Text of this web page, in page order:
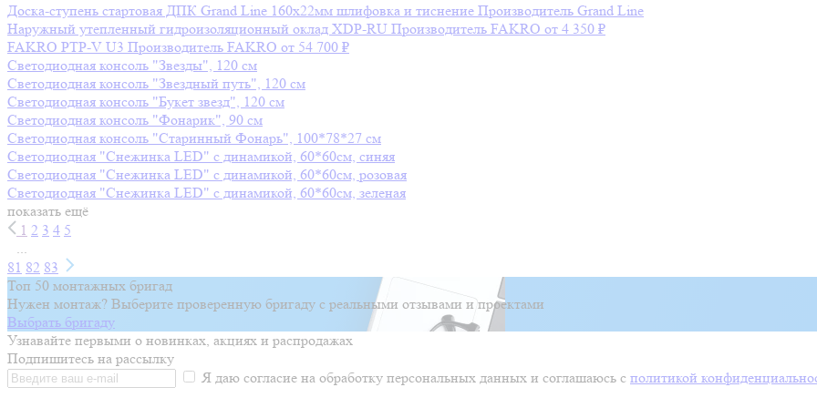
Доска-ступень стартовая ДПК Grand Line 160х22мм шлифовка и тиснение Производитель Grand Line
Наружный утепленный гидроизоляционный оклад XDP-RU Производитель FAKRO от 4 350 ₽
FAKRO PTP-V U3 Производитель FAKRO от 54 700 ₽
Светодиодная консоль "Звезды", 120 см
Светодиодная консоль "Звездный путь", 120 см
Светодиодная консоль "Букет звезд", 120 см
Светодиодная консоль "Фонарик", 90 см
Светодиодная консоль "Старинный Фонарь", 100*78*27 см
Светодиодная "Снежинка LED" с динамикой, 60*60см, синяя
Светодиодная "Снежинка LED" с динамикой, 60*60см, розовая
Светодиодная "Снежинка LED" с динамикой, 60*60см, зеленая
показать ещё
1 2 3 4 5
...
81 82 83
Топ 50 монтажных бригад
Нужен монтаж? Выберите проверенную бригаду с реальными отзывами и проектами
Выбрать бригаду
Узнавайте первыми о новинках, акциях и распродажах
Подпишитесь на рассылку
Я даю согласие на обработку персональных данных и соглашаюсь с политикой